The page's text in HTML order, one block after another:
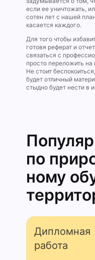
если ее уничтожать,
сотен лет с нашей
касается каждого.
Для того чтобы
готовя реферат и
связаться с
просто переложить
Не стоит
будет отличный
стыдно будет нести в
по
ному
Дипломная
работа